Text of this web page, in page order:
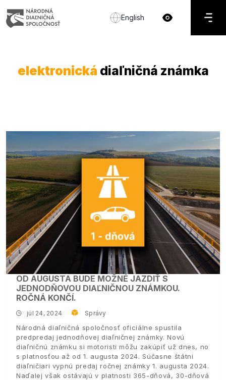
English
elektronická diaľničná známka
OD AUGUSTA BUDE MOŽNÉ JAZDIŤ S
JEDNODŇOVOU DIAĽNIČNOU ZNÁMKOU.
ROČNÁ KONČÍ.
júl 24, 2024 Správy
Národná diaľničná spoločnosť oficiálne spustila
predpredaj jednodňovej diaľničnej známky. Novú
diaľničnú známku si motoristi môžu zakúpiť už dnes, no
s platnosťou až od 1. augusta 2024. Súčasne štátni
diaľničiari vypnú predaj ročnej známky 1. augusta 2024.
Naďalej však ostávajú v platnosti 365-dňová, 30-dňová